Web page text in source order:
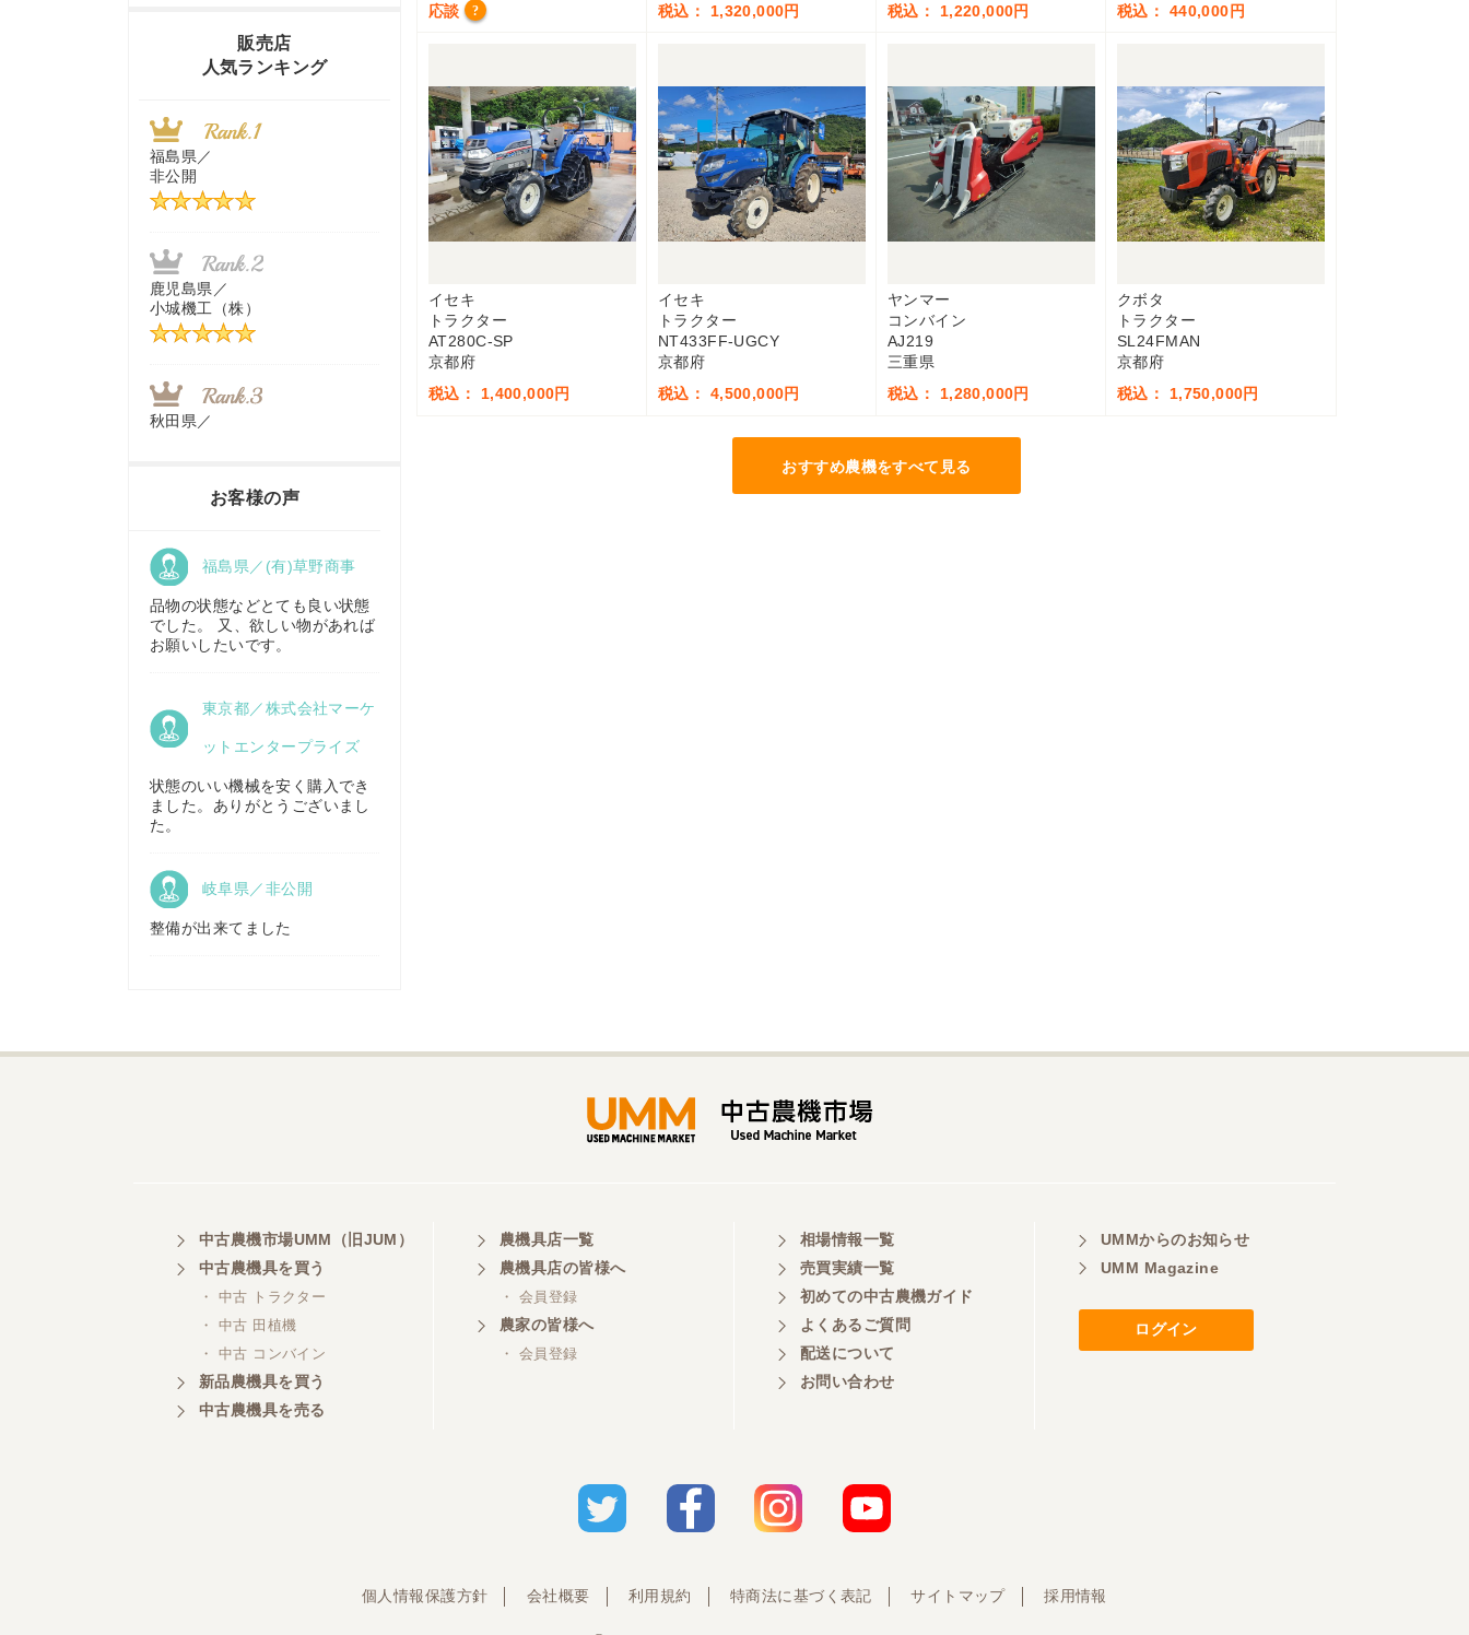
応談
?
税込： 1,320,000円
税込： 1,220,000円
税込： 440,000円
イセキ
トラクター
AT280C-SP
京都府
税込： 1,400,000円
イセキ
トラクター
NT433FF-UGCY
京都府
税込： 4,500,000円
ヤンマー
コンバイン
AJ219
三重県
税込： 1,280,000円
クボタ
トラクター
SL24FMAN
京都府
税込： 1,750,000円
おすすめ農機をすべて見る
農機リンクス
山梨県／
株式会社 ヨダ兄弟商会
近江商事合同会社：「茨城中古
農建機販売」
ガワ農機商会）
東京都／
株式会社マーケットエンタープ
ライズ
秋田県／
TMKトレーディング株式会社
販売店
人気ランキング
福島県／
非公開
鹿児島県／
小城機工（株）
秋田県／
香川県／
農機リンクス
株式会社キリノ
福島県／
株式会社トミタモータース
株式会社 ケイ・エス・エンタ
ープライズ
お客様の声
福島県／(有)草野商事
品物の状態などとても良い状態
でした。 又、欲しい物があれば
お願いしたいです。
東京都／株式会社マーケ
ットエンタープライズ
状態のいい機械を安く購入でき
ました。ありがとうございまし
た。
岐阜県／非公開
整備が出来てました
中古農機市場UMM（旧JUM）
中古農機具を買う
・ 中古 トラクター
・ 中古 田植機
・ 中古 コンバイン
新品農機具を買う
中古農機具を売る
農機具店一覧
農機具店の皆様へ
・ 会員登録
農家の皆様へ
・ 会員登録
相場情報一覧
売買実績一覧
初めての中古農機ガイド
よくあるご質問
配送について
お問い合わせ
UMMからのお知らせ
UMM Magazine
ログイン
個人情報保護方針 会社概要 利用規約 特商法に基づく表記 サイトマップ 採用情報